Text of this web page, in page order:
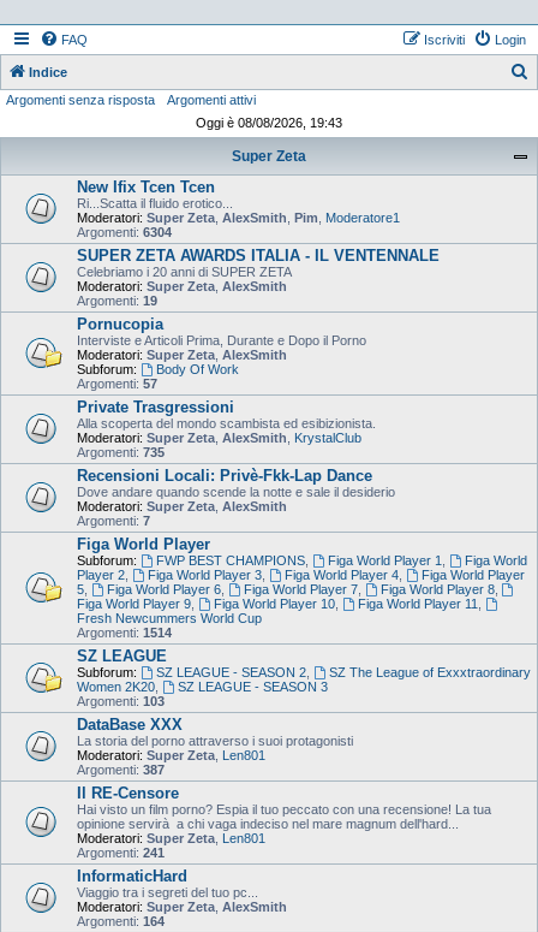
FAQ Login
Iscriviti
Indice
Argomenti senza risposta
Argomenti attivi
Oggi è 08/08/2026, 19:43
Super Zeta
New Ifix Tcen Tcen
Ri...Scatta il fluido erotico...
Moderatori: Super Zeta AlexSmith Pim
Moderatore1
Argomenti: 6304
SUPER ZETA AWARDS ITALIA - IL VENTENNALE
Celebriamo i 20 anni di SUPER ZETA
Moderatori: Super Zeta AlexSmith
Argomenti: 19
Pornucopia
Interviste e Articoli Prima, Durante e Dopo il Porno
Moderatori: Super Zeta AlexSmith
Subforum:
Body Of Work
Argomenti: 57
Private Trasgressioni
Alla scoperta del mondo scambista ed esibizionista.
Moderatori: Super Zeta AlexSmith
KrystalClub
Argomenti: 735
Recensioni Locali: Privè-Fkk-Lap Dance
Dove andare quando scende la notte e sale il desiderio
Moderatori: Super Zeta AlexSmith
Argomenti: 7
Figa World Player
Subforum: FWP BEST CHAMPIONS, Figa World Player 1
Figa World
Player 2
Figa World Player 3, Figa World Player 4,
Figa World Player
5
Figa World Player 6, Figa World Player 7, Figa World Player 8,
Figa World Player 9
Figa World Player 10, Figa World Player 11
Fresh Newcummers World Cup
Argomenti: 1514
SZ LEAGUE
Subforum: SZ LEAGUE - SEASON 2,
SZ The League of Exxxtraordinary
Women 2K20
SZ LEAGUE - SEASON 3
Argomenti: 103
DataBase XXX
La storia del porno attraverso i suoi protagonisti
Moderatori: Super Zeta Len801
Argomenti: 387
Il RE-Censore
Hai visto un film porno? Espia il tuo peccato con una recensione! La tua
opinione servirà a chi vaga indeciso nel mare magnum dell'hard...
Moderatori: Super Zeta Len801
Argomenti: 241
InformaticHard
Viaggio tra i segreti del tuo pc...
Moderatori: Super Zeta AlexSmith
Argomenti: 164